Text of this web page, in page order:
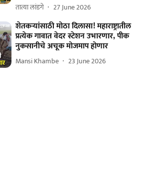
तात्या लांडगे 27 June 2026
शेतकऱ्यांसाठी मोठा दिलासा! महाराष्ट्रातील
प्रत्येक गावात वेदर स्टेशन उभारणार, पीक
नुकसानीचे अचूक मोजमाप होणार
Mansi Khambe 23 June 2026